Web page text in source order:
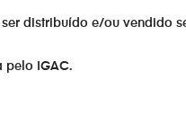
distribuído e/ou vendido
pelo IGAC.